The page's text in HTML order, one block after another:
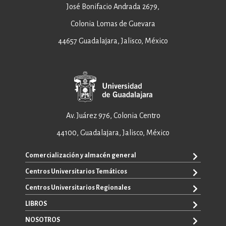
José Bonifacio Andrada 2679,
Colonia Lomas de Guevara
44657 Guadalajara, Jalisco, México
Av. Juárez 976, Colonia Centro
44100, Guadalajara, Jalisco, México
Comercialización y almacén general
ventas@editorial.udg.mx
WhatsApp: +52 33 1433 6869
Centros Universitarios Temáticos
CUAAD
CUCEA
Centros Universitarios Regionales
CUAAD
CUCBA
LIBROS
TODOS LOS LIBROS
NOSOTROS